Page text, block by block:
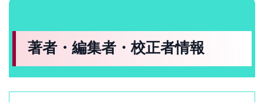
著者・編集者・校正者情報